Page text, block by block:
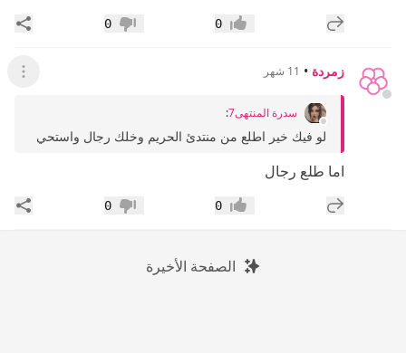
إضافة رد جديد إعجاب0 عدم إعجاب
0
زمردة • 11 شهر عرض
سدرة المنتهى7 :
لو فيك خير اطلع من منتدئ الحريم وخلك رجال واستحي
اما طلع رجال
إضافة رد جديد إعجاب0 عدم إعجاب
0
الصفحة الأخيرة